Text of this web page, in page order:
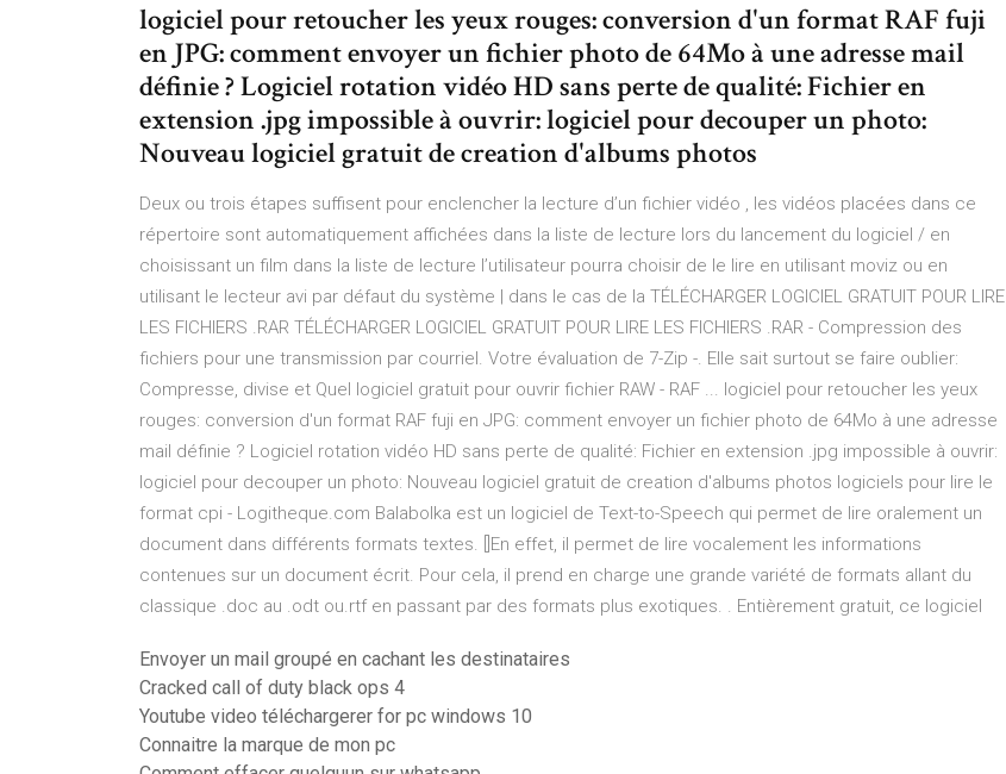
logiciel pour retoucher les yeux rouges: conversion d'un format RAF fuji
en JPG: comment envoyer un fichier photo de 64Mo à une adresse mail
définie ? Logiciel rotation vidéo HD sans perte de qualité: Fichier en
extension .jpg impossible à ouvrir: logiciel pour decouper un photo:
Nouveau logiciel gratuit de creation d'albums photos
Deux ou trois étapes suffisent pour enclencher la lecture d’un fichier vidéo , les vidéos placées dans ce
répertoire sont automatiquement affichées dans la liste de lecture lors du lancement du logiciel / en
choisissant un film dans la liste de lecture l’utilisateur pourra choisir de le lire en utilisant moviz ou en
utilisant le lecteur avi par défaut du système | dans le cas de la TÉLÉCHARGER LOGICIEL GRATUIT POUR LIRE
LES FICHIERS .RAR TÉLÉCHARGER LOGICIEL GRATUIT POUR LIRE LES FICHIERS .RAR - Compression des
fichiers pour une transmission par courriel. Votre évaluation de 7-Zip -. Elle sait surtout se faire oublier:
Compresse, divise et Quel logiciel gratuit pour ouvrir fichier RAW - RAF ... logiciel pour retoucher les yeux
rouges: conversion d'un format RAF fuji en JPG: comment envoyer un fichier photo de 64Mo à une adresse
mail définie ? Logiciel rotation vidéo HD sans perte de qualité: Fichier en extension .jpg impossible à ouvrir:
logiciel pour decouper un photo: Nouveau logiciel gratuit de creation d'albums photos logiciels pour lire le
format cpi - Logitheque.com Balabolka est un logiciel de Text-to-Speech qui permet de lire oralement un
document dans différents formats textes. []En effet, il permet de lire vocalement les informations
contenues sur un document écrit. Pour cela, il prend en charge une grande variété de formats allant du
classique .doc au .odt ou.rtf en passant par des formats plus exotiques. . Entièrement gratuit, ce logiciel
Envoyer un mail groupé en cachant les destinataires
Cracked call of duty black ops 4
Youtube video téléchargerer for pc windows 10
Connaitre la marque de mon pc